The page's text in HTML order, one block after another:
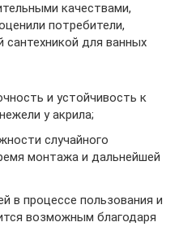
качествами,
потребители,
для ванных
и устойчивость к
у акрила;
случайного
монтажа и дальнейшей
в процессе пользования и
возможным благодаря